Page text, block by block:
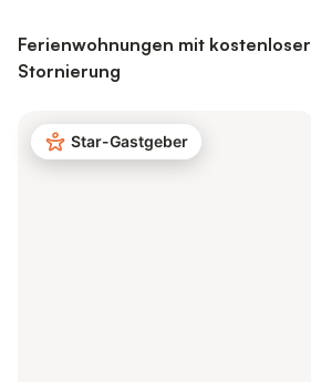
Ferienwohnungen mit kostenloser
Stornierung
Star-Gastgeber